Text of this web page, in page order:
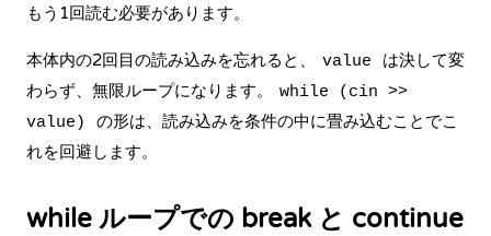
もう1回読む必要があります。
本体内の2回目の読み込みを忘れると、 value
は決して変
わらず、無限ループになります。
while (cin >>
value)
の形は、読み込みを条件の中に畳み込むことでこ
れを回避します。
while ループでの break と continue